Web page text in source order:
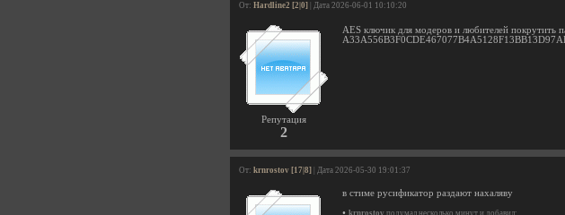
От: Hardline2 [2|0] | Дата 2026-06-01 10:10:20
Репутация
2
AES ключик для модеров и любителей покрутить
От: krnrostov [17|8] | Дата 2026-05-30 19:01:37
в стиме русификатор раздают нахаляву
• krnrostov подумал несколько минут и добавил: